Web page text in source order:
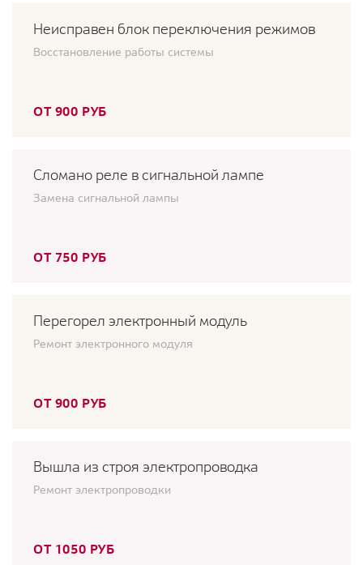
Неисправен блок переключения режимов
Восстановление работы системы
ОТ 900 РУБ
Сломано реле в сигнальной лампе
Замена сигнальной лампы
ОТ 750 РУБ
Перегорел электронный модуль
Ремонт электронного модуля
ОТ 900 РУБ
Вышла из строя электропроводка
Ремонт электропроводки
ОТ 1050 РУБ